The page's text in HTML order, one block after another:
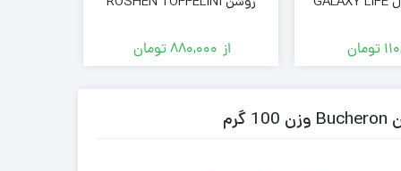
تومان از 880,000تومان